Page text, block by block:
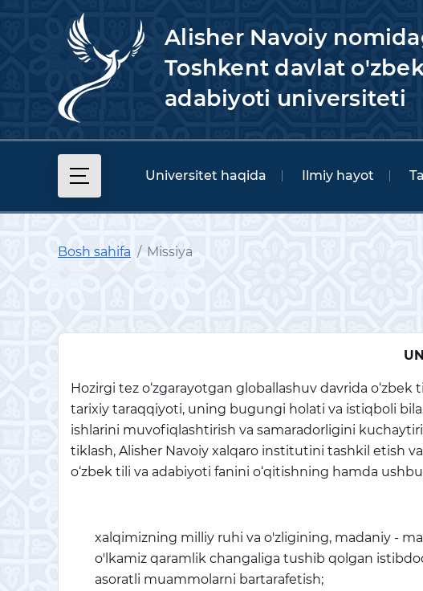
Alisher Navoiy
Toshkent davlat
adabiyoti universiteti
Universitet haqida Ilmiy hayot
Bosh sahifa Missiya
Hozirgi tez o‘zgarayotgan globallashuv davrida
tarixiy taraqqiyoti, uning bugungi holati va istiqboli
ishlarini muvofiqlashtirish va samaradorligini
tiklash, Alisher Navoiy xalqaro institutini tashkil etish
o‘zbek tili va adabiyoti fanini o‘qitishning hamda
xalqimizning milliy ruhi va o'zligining, madaniy -
o'lkamiz qaramlik changaliga tushib qolgan
asoratli muammolarni bartarafetish;